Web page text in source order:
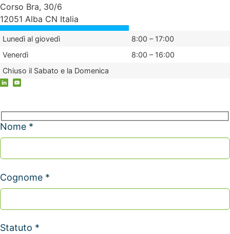
Corso Bra, 30/6
12051 Alba CN Italia
Lunedì al giovedì
8:00 – 17:00
Venerdì
8:00 – 16:00
Chiuso il Sabato e la Domenica
Nome *
Cognome *
Statuto *